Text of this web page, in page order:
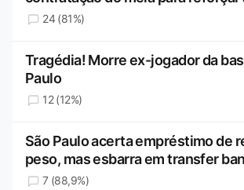
24 (81%)
Tragédia! Morre ex-jogador da
Paulo
12 (12%)
São Paulo acerta empréstimo de
peso, mas esbarra em transfer ban
7 (88,9%)